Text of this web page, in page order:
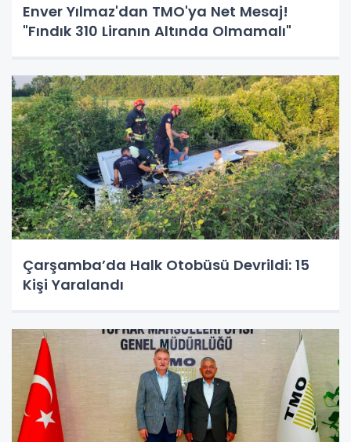
Enver Yılmaz'dan TMO'ya Net Mesaj!
"Fındık 310 Liranın Altında Olmamalı"
Çarşamba’da Halk Otobüsü Devrildi: 15
Kişi Yaralandı